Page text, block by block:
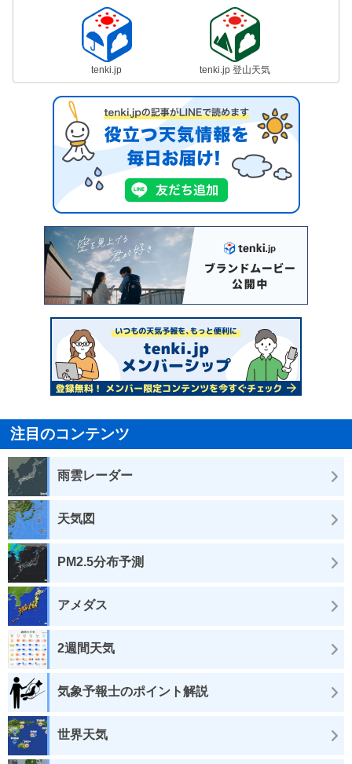
tenki.jp tenki.jp 登山天気
注目のコンテンツ
雨雲レーダー
天気図
PM2.5分布予測
アメダス
2週間天気
気象予報士のポイント解説
世界天気